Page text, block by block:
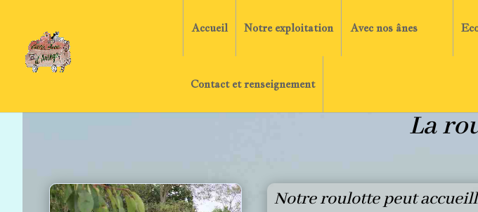
Accueil Notre exploitation Avec nos ânes
Contact et renseignement
La
Notre roulotte peut